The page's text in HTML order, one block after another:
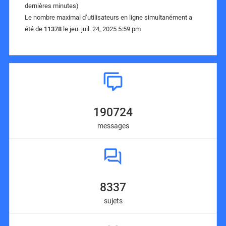
dernières minutes)
Le nombre maximal d’utilisateurs en ligne simultanément a
été de 11378 le jeu. juil. 24, 2025 5:59 pm
190724
messages
8337
sujets